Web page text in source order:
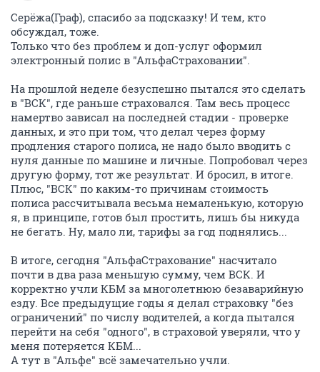
Серёжа(Граф), спасибо за подсказку! И тем, кто
обсуждал, тоже.
Только что без проблем и доп-услуг оформил
электронный полис в "АльфаСтраховании".
На прошлой неделе безуспешно пытался это сделать
в "ВСК", где раньше страховался. Там весь процесс
намертво зависал на последней стадии - проверке
данных, и это при том, что делал через форму
продления старого полиса, не надо было вводить с
нуля данные по машине и личные. Попробовал через
другую форму, тот же результат. И бросил, в итоге.
Плюс, "ВСК" по каким-то причинам стоимость
полиса рассчитывала весьма немаленькую, которую
я, в принципе, готов был простить, лишь бы никуда
не бегать. Ну, мало ли, тарифы за год поднялись...
В итоге, сегодня "АльфаСтрахование" насчитало
почти в два раза меньшую сумму, чем ВСК. И
корректно учли КБМ за многолетнюю безаварийную
езду. Все предыдущие годы я делал страховку "без
ограничений" по числу водителей, а когда пытался
перейти на себя "одного", в страховой уверяли, что у
меня потеряется КБМ...
А тут в "Альфе" всё замечательно учли.